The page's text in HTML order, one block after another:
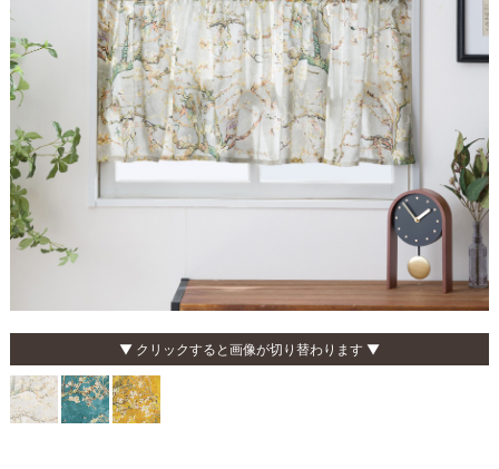
▼ クリックすると画像が切り替わります ▼